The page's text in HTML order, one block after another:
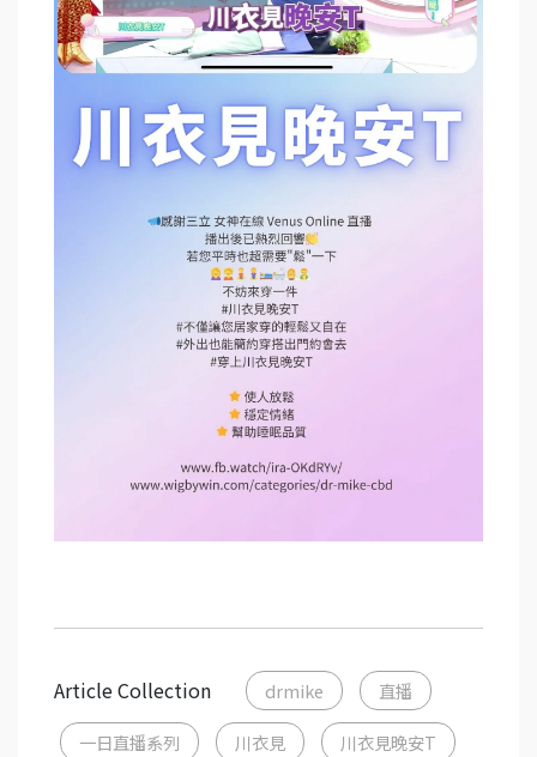
Article Collection drmike 直播
一日直播系列 川衣見 川衣見晚安T